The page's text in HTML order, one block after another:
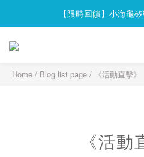
官網會員首次下單
【限時回饋】小海龜
官網會員首次下
Home / Blog list page / 《活動直擊》
《活動